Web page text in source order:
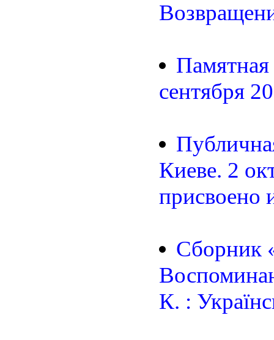
сентября
Киеве. 2
присвоено
Сборник
К. :